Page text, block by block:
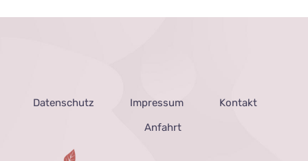
Datenschutz Impressum
Kontakt
Anfahrt